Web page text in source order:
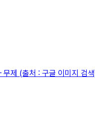
제 (출처 : 구글 이미지